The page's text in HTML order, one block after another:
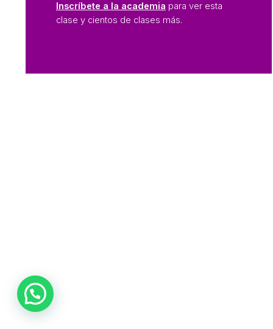
Inscríbete a la academia para ver esta
clase y cientos de clases más.